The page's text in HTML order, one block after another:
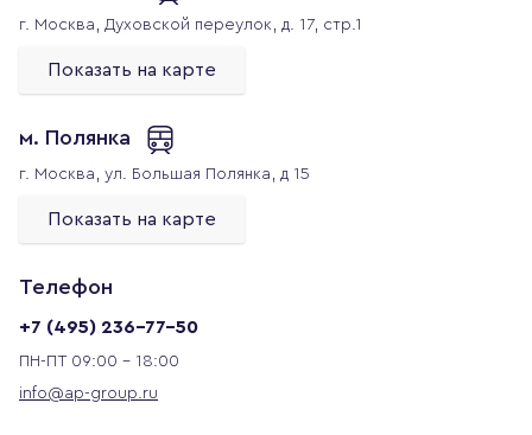
г. Москва, Духовской переулок, д. 17, стр.1
Показать на карте
м. Полянка
г. Москва, ул. Большая Полянка, д 15
Показать на карте
Телефон
+7 (495) 236-77-50
ПН-ПТ 09:00 - 18:00
info@ap-group.ru